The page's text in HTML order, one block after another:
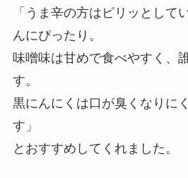
「うま辛の方はピリッとして
んにぴったり。
味噌味は甘めで食べやすく、
す。
黒にんにくは口が臭くなりに
す」
とおすすめしてくれました。